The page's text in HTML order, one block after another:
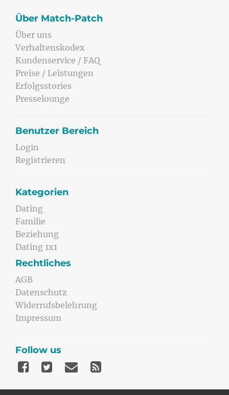
Über Match-Patch
Über uns
Verhaltenskodex
Kundenservice / FAQ
Preise / Leistungen
Erfolgsstories
Presselounge
Benutzer Bereich
Login
Registrieren
Kategorien
Dating
Familie
Beziehung
Dating 1x1
Rechtliches
AGB
Datenschutz
Widerrufsbelehrung
Impressum
Follow us